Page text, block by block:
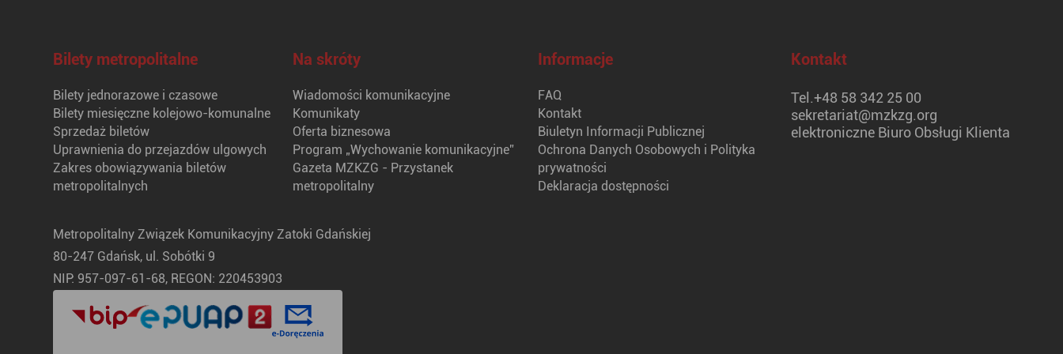
Bilety metropolitalne
Bilety jednorazowe i czasowe
Bilety miesięczne kolejowo-komunalne
Sprzedaż biletów
Uprawnienia do przejazdów ulgowych
Zakres obowiązywania biletów
metropolitalnych
Na skróty
Wiadomości komunikacyjne
Komunikaty
Oferta biznesowa
Program „Wychowanie komunikacyjne”
Gazeta MZKZG - Przystanek
metropolitalny
Informacje
FAQ
Kontakt
Biuletyn Informacji Publicznej
Ochrona Danych Osobowych i Polityka
prywatności
Deklaracja dostępności
Kontakt
Tel.+48 58 342 25 00
sekretariat@mzkzg.org
elektroniczne Biuro Obsługi Klienta
Metropolitalny Związek Komunikacyjny Zatoki Gdańskiej
80-247 Gdańsk, ul. Sobótki 9
NIP: 957-097-61-68, REGON: 220453903